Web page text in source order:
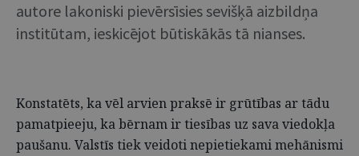
autore lakoniski pievērsīsies sevišķā aizbildņa
institūtam, ieskicējot būtiskākās tā nianses.
Konstatēts, ka vēl arvien praksē ir grūtības ar tādu
pamatpieeju, ka bērnam ir tiesības uz sava viedokļa
paušanu. Valstīs tiek veidoti nepietiekami mehānismi